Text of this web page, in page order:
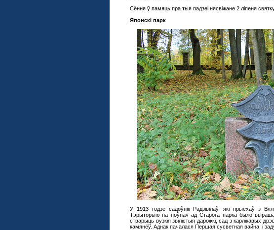
Сёння ў памяць пра тыя падзеі нясвіжане 2 ліпеня
Японскі парк
У 1913 годзе садоўнік Радзівілаў, які прыехаў з
Тэрыторыю на поўнач ад Старога парка было
стварыць вузкія звілістыя дарожкі, сад з карлікавых
камянёў. Аднак пачалася Першая сусветная вайна, і